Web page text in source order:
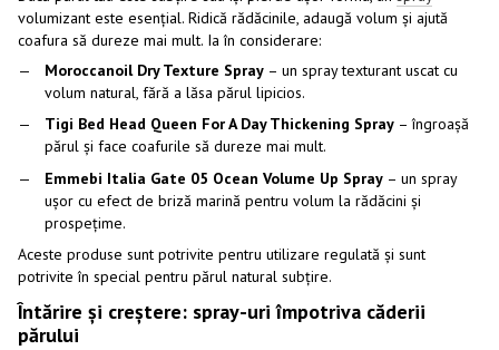
volumizant este esențial. Ridică rădăcinile, adaugă volum și ajută
coafura să dureze mai mult. Ia în considerare:
Moroccanoil Dry Texture Spray – un spray texturant uscat cu
volum natural, fără a lăsa părul lipicios.
Tigi Bed Head Queen For A Day Thickening Spray – îngroașă
părul și face coafurile să dureze mai mult.
Emmebi Italia Gate 05 Ocean Volume Up Spray – un spray
ușor cu efect de briză marină pentru volum la rădăcini și
prospețime.
Aceste produse sunt potrivite pentru utilizare regulată și sunt
potrivite în special pentru părul natural subțire.
Întărire și creștere: spray-uri împotriva căderii
părului